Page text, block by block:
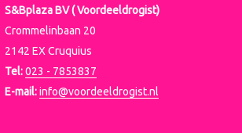
S&Bplaza BV ( Voordeeldrogist)
Crommelinbaan 20
2142 EX Cruquius
Tel:023 - 7853837
E-mail:info@voordeeldrogist.nl